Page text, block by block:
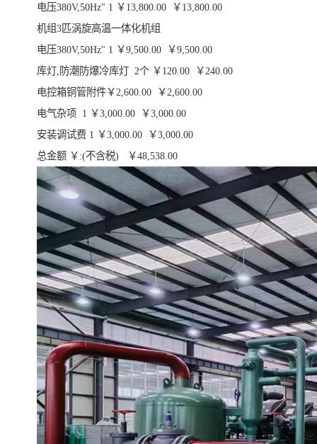
电压380V,50Hz" 1 ￥13,800.00 ￥13,800.00
机组3匹涡旋高温一体化机组
电压380V,50Hz" 1 ￥9,500.00 ￥9,500.00
库灯,防潮防爆冷库灯 2个 ￥120.00 ￥240.00
电控箱铜管附件￥2,600.00 ￥2,600.00
电气杂项 1 ￥3,000.00 ￥3,000.00
安装调试费 1 ￥3,000.00 ￥3,000.00
总金额 ￥:(不含税) ￥48,538.00